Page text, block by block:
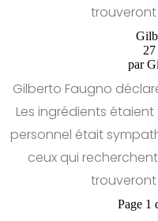
trouveront
par
Gilberto Faugno
Les ingrédients
personnel était
ceux qui
trouveront
Page 1